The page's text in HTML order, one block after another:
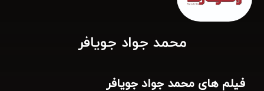
محمد جواد جویافر
فیلم های محمد جواد جویافر